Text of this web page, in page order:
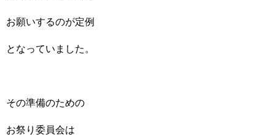
お願いするのが定例
となっていました。
その準備のための
お祭り委員会は